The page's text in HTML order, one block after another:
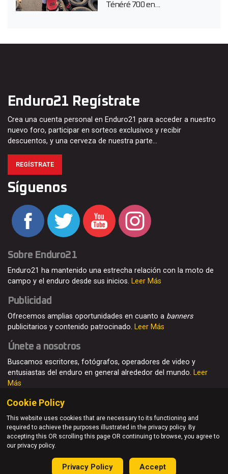
Ténéré 700 en...
Enduro21 Regístrate
Crea una cuenta personal en Enduro21 para acceder a nuestro
nuevo foro, participar en sorteos exclusivos y recibir
descuentos, y una cerveza de nuestra parte…
REGÍSTRATE
Síguenos
Sobre Enduro21
Enduro21 ha mantenido una estrecha relación con la moto de
campo y el enduro desde sus inicios. Leer Más
Publicidad
Ofrecemos amplias oportunidades en cuanto a banners
publicitarios y contenido patrocinado. Leer Más
Únete a nosotros
Buscamos escritores, fotógrafos, operadores de video y
entusiastas del enduro en general alrededor del mundo. Leer
Más
© Enduro21 / Future7Media Limited. Todos los derechos
reservados
Quienes somos Contacto Únete Publicidad
Privacy Policy
Cookie Policy
This website uses cookies that are necessary to its functioning and
required to achieve the purposes illustrated in the privacy policy. By
accepting this OR scrolling this page OR continuing to browse, you agree to
our privacy policy.
Privacy Policy Accept